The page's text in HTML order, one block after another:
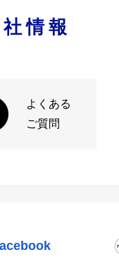
情報
よくある
ご質問